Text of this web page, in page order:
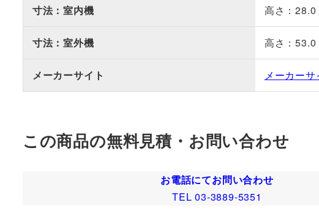
寸法：室内機 高さ：
寸法：室外機 高さ：
メーカーサイト メーカー
この商品の無料見積・お問い合わせ
お電話にてお問い合わせ
TEL 03-3889-5351